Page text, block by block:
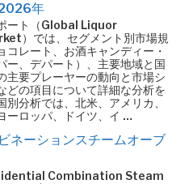
年
ート（Global Liquor
）では、セグメント別市場規
コレート、お酒キャンディー・
ー、デパート）、主要地域と国
主要プレーヤーの動向と市場シ
どの項目について詳細な分析を
分析では、北米、アメリカ、
ーロッパ、ドイツ、イ …
ネーションスチームオーブ
Combination Steam